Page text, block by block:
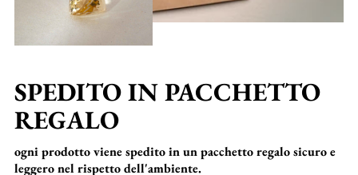
SPEDITO IN PACCHETTO
REGALO
ogni prodotto viene spedito in un pacchetto regalo sicuro e
leggero nel rispetto dell'ambiente.